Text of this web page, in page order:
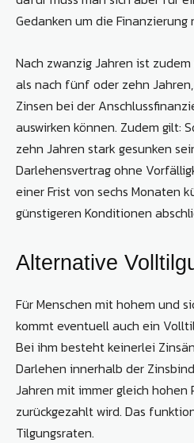
Gedanken um die Finanzierung
Nach zwanzig Jahren ist
als nach fünf oder zehn
Zinsen bei der
auswirken können. Zudem gilt:
zehn Jahren stark gesunken
Darlehensvertrag ohne
einer Frist von sechs Monaten
günstigeren Konditionen
Alternative
Für Menschen mit hohem und
kommt eventuell auch ein
Bei ihm besteht keinerlei
Darlehen innerhalb der
Jahren mit immer gleich hohen
zurückgezahlt wird. Das
Tilgungsraten.